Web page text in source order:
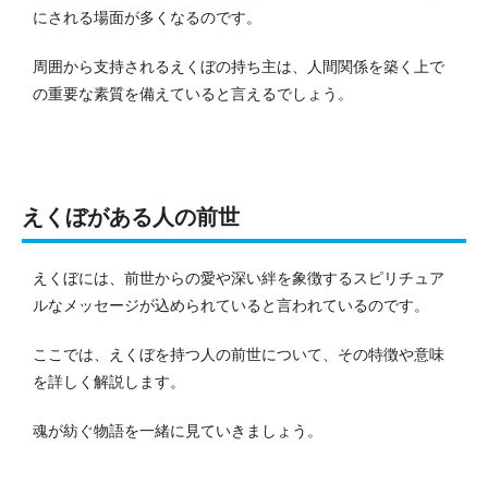
にされる場面が多くなるのです。
周囲から支持されるえくぼの持ち主は、人間関係を築く上で
の重要な素質を備えていると言えるでしょう。
えくぼがある人の前世
えくぼには、前世からの愛や深い絆を象徴するスピリチュア
ルなメッセージが込められていると言われているのです。
ここでは、えくぼを持つ人の前世について、その特徴や意味
を詳しく解説します。
魂が紡ぐ物語を一緒に見ていきましょう。